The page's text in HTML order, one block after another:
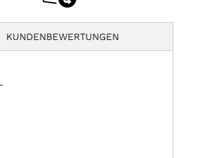
KUNDENBEWERTUNGEN